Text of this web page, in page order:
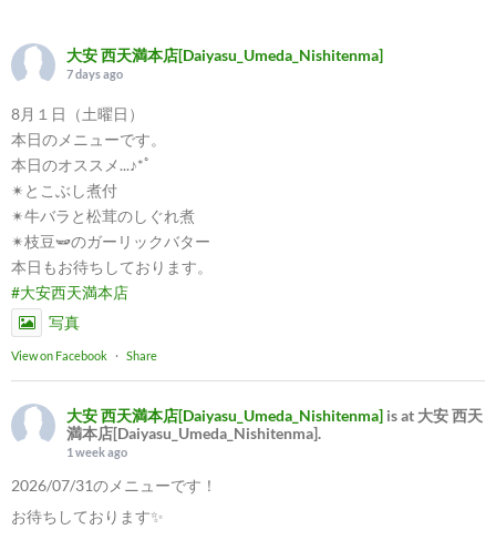
大安 西天満本店[Daiyasu_Umeda_Nishitenma]
7 days ago
8月１日（土曜日）
本日のメニューです。
本日のオススメ...♪*ﾟ
✴︎とこぶし煮付
✴︎牛バラと松茸のしぐれ煮
✴︎枝豆🫛のガーリックバター
本日もお待ちしております。
#大安西天満本店
写真
View on Facebook · Share
大安 西天満本店[Daiyasu_Umeda_Nishitenma] is at 大安 西天
満本店[Daiyasu_Umeda_Nishitenma].
1 week ago
2026/07/31のメニューです！
お待ちしております✨